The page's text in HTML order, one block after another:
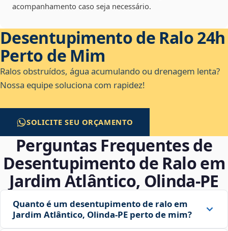
acompanhamento caso seja necessário.
Desentupimento de Ralo 24h
Perto de Mim
Ralos obstruídos, água acumulando ou drenagem lenta?
Nossa equipe soluciona com rapidez!
SOLICITE SEU ORÇAMENTO
Perguntas Frequentes de
Desentupimento de Ralo em
Jardim Atlântico, Olinda‑PE
Quanto é um desentupimento de ralo em
Jardim Atlântico, Olinda‑PE perto de mim?